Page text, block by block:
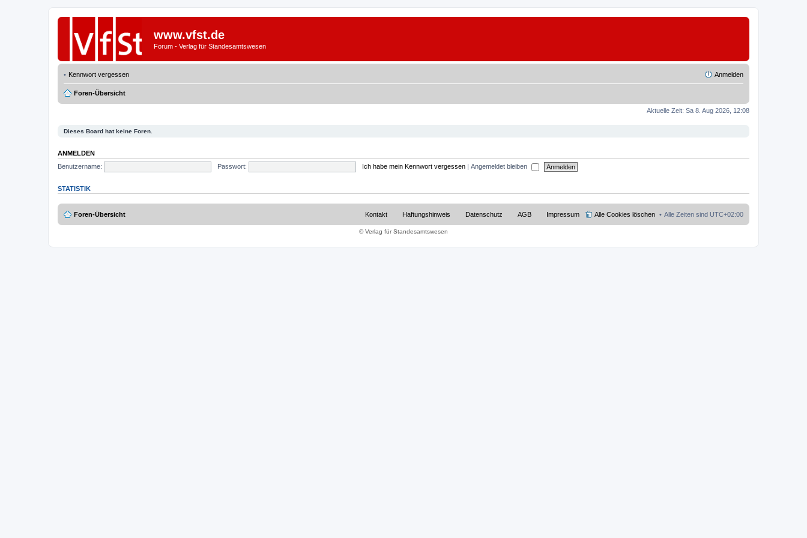
www.vfst.de
Forum - Verlag für Standesamtswesen
Kennwort vergessen Anmelden
Foren-Übersicht
Aktuelle Zeit: Sa 8. Aug 2026, 12:08
Dieses Board hat keine Foren.
ANMELDEN
Benutzername:
Passwort: Ich habe mein Kennwort vergessen | Angemeldet bleiben
STATISTIK
Foren-Übersicht Alle Zeiten sind UTC+02:00
Alle Cookies löschen
Impressum
AGB
Datenschutz
Haftungshinweis
Kontakt
© Verlag für Standesamtswesen